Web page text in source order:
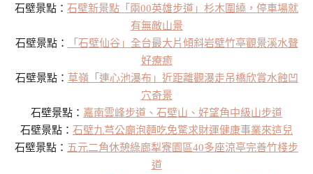
石壁景點： 石壁新景點「兩00英雄步道」杉木圍繞，停車場就
有無敵山景
石壁景點：
「石壁仙谷」全台最大片傾斜岩壁竹亭觀景溪水聲
好療癒
石壁景點： 草嶺「連心池瀑布」近距離觀瀑走吊橋欣賞水蝕凹
穴奇景
石壁景點： 嘉南雲峰步道、石壁山、好望角中級山步道
石壁景點： 石壁九芎公廟泡麵吃免驚求財運健康事業來這兒
石壁景點： 五元二角休憩綠廊犁寮園區40多座涼亭完善竹棧步
道